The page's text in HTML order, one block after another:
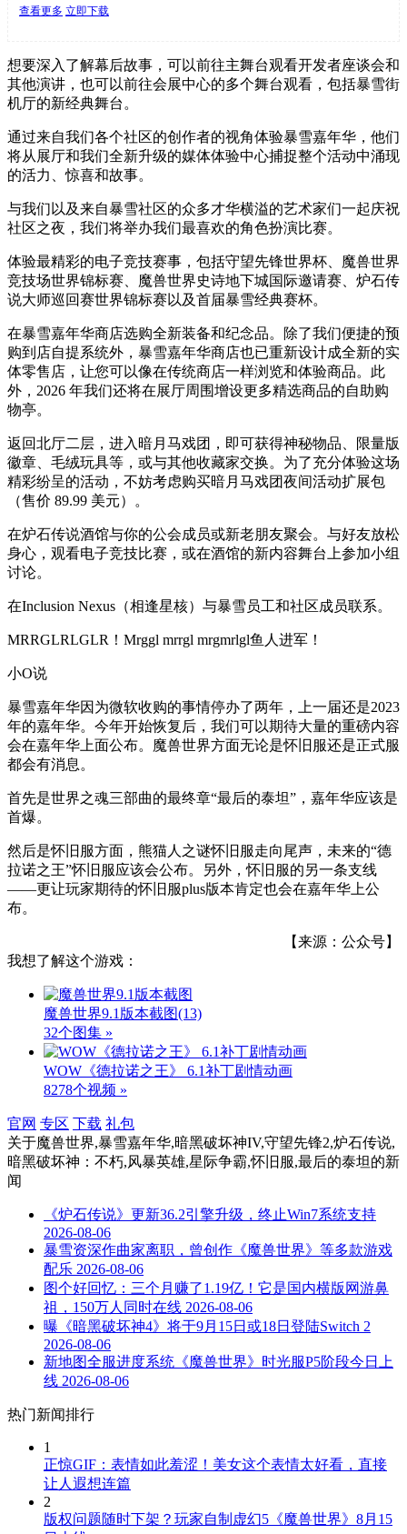
查看更多 立即下载
想要深入了解幕后故事，可以前往主舞台观看开发者座谈会和
其他演讲，也可以前往会展中心的多个舞台观看，包括暴雪街
机厅的新经典舞台。
通过来自我们各个社区的创作者的视角体验暴雪嘉年华，他们
将从展厅和我们全新升级的媒体体验中心捕捉整个活动中涌现
的活力、惊喜和故事。
与我们以及来自暴雪社区的众多才华横溢的艺术家们一起庆祝
社区之夜，我们将举办我们最喜欢的角色扮演比赛。
体验最精彩的电子竞技赛事，包括守望先锋世界杯、魔兽世界
竞技场世界锦标赛、魔兽世界史诗地下城国际邀请赛、炉石传
说大师巡回赛世界锦标赛以及首届暴雪经典赛杯。
在暴雪嘉年华商店选购全新装备和纪念品。除了我们便捷的预
购到店自提系统外，暴雪嘉年华商店也已重新设计成全新的实
体零售店，让您可以像在传统商店一样浏览和体验商品。此
外，2026 年我们还将在展厅周围增设更多精选商品的自助购
物亭。
返回北厅二层，进入暗月马戏团，即可获得神秘物品、限量版
徽章、毛绒玩具等，或与其他收藏家交换。为了充分体验这场
精彩纷呈的活动，不妨考虑购买暗月马戏团夜间活动扩展包
（售价 89.99 美元）。
在炉石传说酒馆与你的公会成员或新老朋友聚会。与好友放松
身心，观看电子竞技比赛，或在酒馆的新内容舞台上参加小组
讨论。
在Inclusion Nexus（相逢星核）与暴雪员工和社区成员联系。
MRRGLRLGLR！Mrggl mrrgl mrgmrlgl鱼人进军！
小O说
暴雪嘉年华因为微软收购的事情停办了两年，上一届还是2023
年的嘉年华。今年开始恢复后，我们可以期待大量的重磅内容
会在嘉年华上面公布。魔兽世界方面无论是怀旧服还是正式服
都会有消息。
首先是世界之魂三部曲的最终章“最后的泰坦”，嘉年华应该是
首爆。
然后是怀旧服方面，熊猫人之谜怀旧服走向尾声，未来的“德
拉诺之王”怀旧服应该会公布。另外，怀旧服的另一条支线
——更让玩家期待的怀旧服plus版本肯定也会在嘉年华上公
布。
【来源：公众号】
我想了解这个游戏：
魔兽世界9.1版本截图(13)
32个图集 »
WOW《德拉诺之王》 6.1补丁剧情动画
8278个视频 »
官网 专区 下载 礼包
关于魔兽世界,暴雪嘉年华,暗黑破坏神IV,守望先锋2,炉石传说,
暗黑破坏神：不朽,风暴英雄,星际争霸,怀旧服,最后的泰坦 的新
闻
《炉石传说》更新36.2引擎升级，终止Win7系统支持
2026-08-06
暴雪资深作曲家离职，曾创作《魔兽世界》等多款游戏
配乐 2026-08-06
图个好回忆：三个月赚了1.19亿！它是国内横版网游鼻
祖，150万人同时在线 2026-08-06
曝《暗黑破坏神4》将于9月15日或18日登陆Switch 2
2026-08-06
新地图全服进度系统《魔兽世界》时光服P5阶段今日上
线 2026-08-06
热门新闻排行
1
正惊GIF：表情如此羞涩！美女这个表情太好看，直接
让人遐想连篇
2
版权问题随时下架？玩家自制虚幻5《魔兽世界》8月15